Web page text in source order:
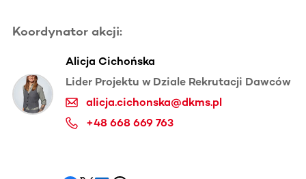
Koordynator akcji:
Alicja Cichońska
Lider Projektu w Dziale Rekrutacji Dawców
alicja.cichonska@dkms.pl
+48 668 669 763